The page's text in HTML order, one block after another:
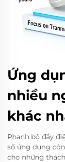
Ứng
nhiều
khác
Phanh bộ đẩy
số ứng dụng
cho những